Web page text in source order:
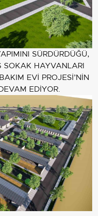
SÜRDÜRDÜĞÜ,
SOKAK HAYVANLARI
EVİ PROJESİ’NİN
EDİYOR.